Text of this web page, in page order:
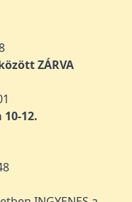
ZÁRVA
12.